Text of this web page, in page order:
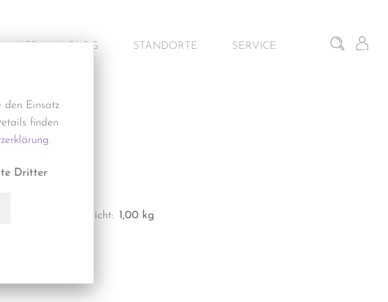
den Einsatz
finden
Dritter
KERAMIK BLOG
Reinigung
STANDORTE SERVICE
2KG
Gewicht: 1,00 kg